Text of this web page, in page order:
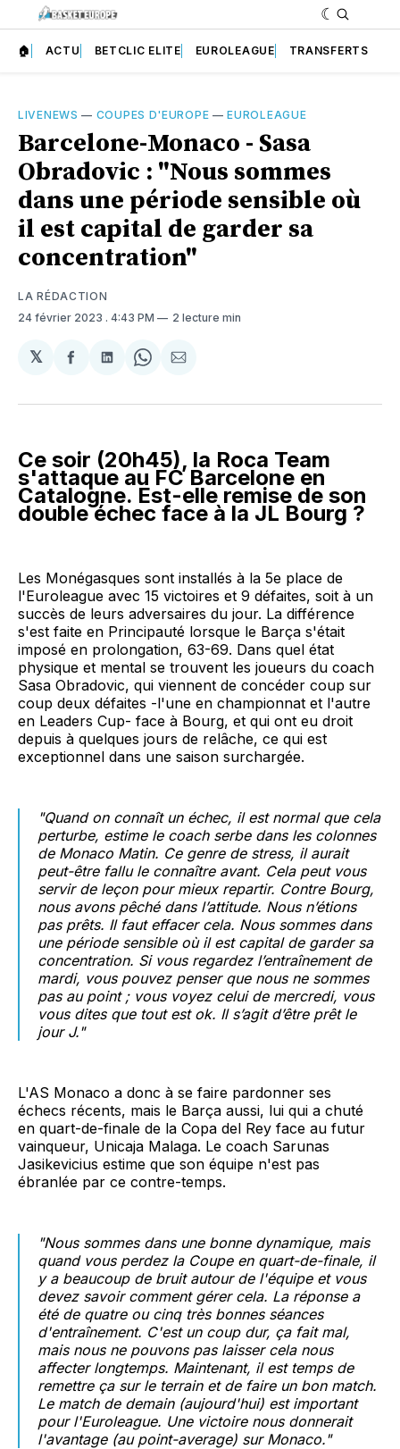
🏠 ACTU BETCLIC ELITE EUROLEAGUE TRANSFERTS
LIVENEWS — COUPES D'EUROPE —EUROLEAGUE
Barcelone-Monaco - Sasa
Obradovic : "Nous sommes
dans une période sensible où
il est capital de garder sa
concentration"
LA RÉDACTION
24 février 2023 . 4:43 PM 2 lecture min
𝕏
Partager
Facebook
Partager
LinkedIn
Share
WhatsApp
Partager
Courriel
Ce soir (20h45), la Roca Team
s'attaque au FC Barcelone en
Catalogne. Est-elle remise de son
double échec face à la JL Bourg ?
Les Monégasques sont installés à la 5e place de
l'Euroleague avec 15 victoires et 9 défaites, soit à un
succès de leurs adversaires du jour. La différence
s'est faite en Principauté lorsque le Barça s'était
imposé en prolongation, 63-69. Dans quel état
physique et mental se trouvent les joueurs du coach
Sasa Obradovic, qui viennent de concéder coup sur
coup deux défaites -l'une en championnat et l'autre
en Leaders Cup- face à Bourg, et qui ont eu droit
depuis à quelques jours de relâche, ce qui est
exceptionnel dans une saison surchargée.
"Quand on connaît un échec, il est normal que cela
perturbe, estime le coach serbe dans les colonnes
de Monaco Matin. Ce genre de stress, il aurait
peut-être fallu le connaître avant. Cela peut vous
servir de leçon pour mieux repartir. Contre Bourg,
nous avons pêché dans l’attitude. Nous n’étions
pas prêts. Il faut effacer cela. Nous sommes dans
une période sensible où il est capital de garder sa
concentration. Si vous regardez l’entraînement de
mardi, vous pouvez penser que nous ne sommes
pas au point ; vous voyez celui de mercredi, vous
vous dites que tout est ok. Il s’agit d’être prêt le
jour J."
L'AS Monaco a donc à se faire pardonner ses
échecs récents, mais le Barça aussi, lui qui a chuté
en quart-de-finale de la Copa del Rey face au futur
vainqueur, Unicaja Malaga. Le coach Sarunas
Jasikevicius estime que son équipe n'est pas
ébranlée par ce contre-temps.
"Nous sommes dans une bonne dynamique, mais
quand vous perdez la Coupe en quart-de-finale, il
y a beaucoup de bruit autour de l'équipe et vous
devez savoir comment gérer cela. La réponse a
été de quatre ou cinq très bonnes séances
d'entraînement. C'est un coup dur, ça fait mal,
mais nous ne pouvons pas laisser cela nous
affecter longtemps. Maintenant, il est temps de
remettre ça sur le terrain et de faire un bon match.
Le match de demain (aujourd'hui) est important
pour l'Euroleague. Une victoire nous donnerait
l'avantage (au point-average) sur Monaco."